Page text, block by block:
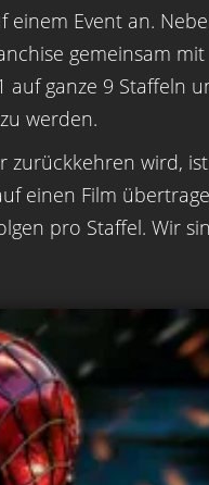
einem Event an.
gemeinsam mit
auf ganze 9 Staffeln
werden.
zurückkehren wird, ist
einen Film
pro Staffel. Wir